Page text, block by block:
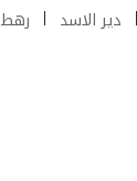
دير الاسد رهط